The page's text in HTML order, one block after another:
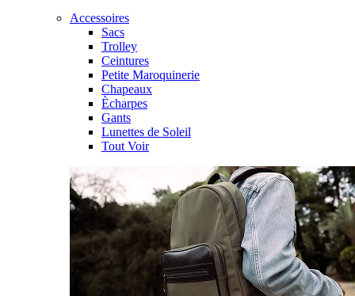
Accessoires
Sacs
Trolley
Ceintures
Petite Maroquinerie
Chapeaux
Ècharpes
Gants
Lunettes de Soleil
Tout Voir